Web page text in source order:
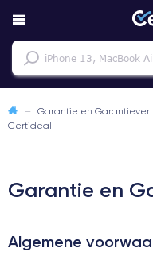
— Garantie en
Certideal
Garantie en
Algemene